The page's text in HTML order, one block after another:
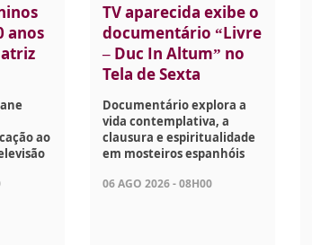
anos
ao
TV aparecida exibe o
documentário “Livre
– Duc In Altum” no
Tela de Sexta
Documentário explora a
vida contemplativa, a
clausura e espiritualidade
em mosteiros espanhóis
06 AGO 2026 - 08H00